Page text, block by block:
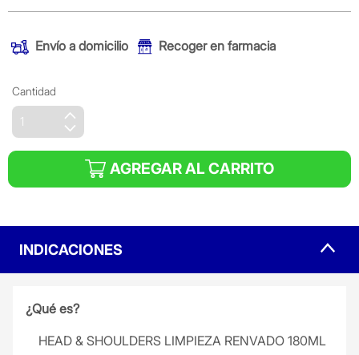
Envío a domicilio Recoger en farmacia
Cantidad
AGREGAR AL CARRITO
INDICACIONES
¿Qué es?
HEAD & SHOULDERS LIMPIEZA RENVADO 180ML